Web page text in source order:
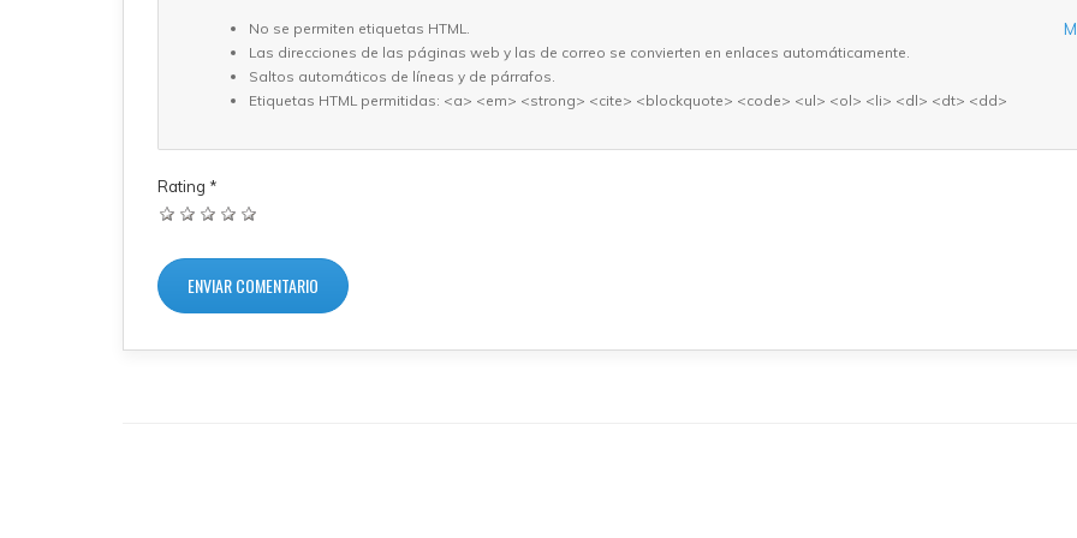
No se permiten etiquetas HTML.
Las direcciones de las páginas web y las de correo se convierten en enlaces automáticamente.
Saltos automáticos de líneas y de párrafos.
Etiquetas HTML permitidas: <a> <em> <strong> <cite> <blockquote> <code> <ul> <ol> <li> <dl> <dt> <dd>
Rating *